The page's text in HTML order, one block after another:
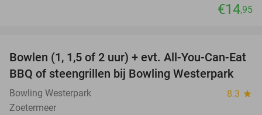
€14,95
48%
Bowlen (1, 1,5 of 2 uur) + evt. All-You-Can-Eat
BBQ of steengrillen bij Bowling Westerpark
Bowling Westerpark 8.3 star
Zoetermeer